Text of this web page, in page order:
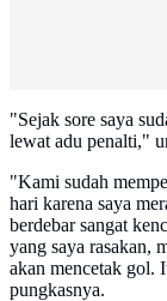
"Sejak sore saya
lewat adu penalti,"
"Kami sudah
hari karena saya
berdebar sangat
yang saya rasakan,
akan mencetak gol.
pungkasnya.